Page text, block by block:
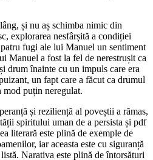
și nu aș schimba nimic din
explorarea nesfârșită a condiției
fugi ale lui Manuel un sentiment
Manuel a fost la fel de nerestrușit ca
drum înainte cu un impuls care era
un fapt care a făcut ca drumul
mod puțin neregulat.
și reziliență al poveștii a rămas,
spiritului uman de a persista și pdf
literară este plină de exemple de
iar aceasta este cu siguranță
Narativa este plină de întorsături